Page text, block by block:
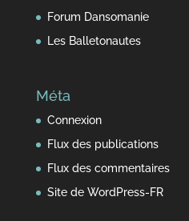
Forum Dansomanie
Les Balletonautes
Méta
Connexion
Flux des publications
Flux des commentaires
Site de WordPress-FR